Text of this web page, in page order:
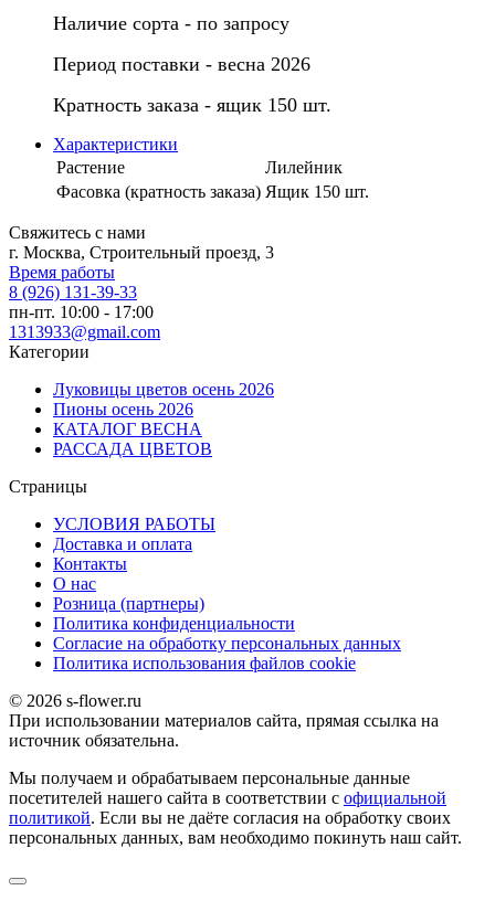
Наличие сорта - по запросу
Период поставки - весна 2026
Кратность заказа - ящик 150 шт.
Характеристики
Растение
Лилейник
Фасовка (кратность заказа) Ящик 150 шт.
Свяжитесь с нами
г. Москва, Строительный проезд, 3
Время работы
8 (926) 131-39-33
пн-пт. 10:00 - 17:00
1313933@gmail.com
Категории
Луковицы цветов осень 2026
Пионы осень 2026
КАТАЛОГ ВЕСНА
РАССАДА ЦВЕТОВ
Страницы
УСЛОВИЯ РАБОТЫ
Доставка и оплата
Контакты
О наc
Розница (партнеры)
Политика конфиденциальности
Согласие на обработку персональных данных
Политика использования файлов сookie
© 2026 s-flower.ru
При использовании материалов сайта, прямая ссылка на
источник обязательна.
Мы получаем и обрабатываем персональные данные
посетителей нашего сайта в соответствии с официальной
политикой. Если вы не даёте согласия на обработку своих
персональных данных, вам необходимо покинуть наш сайт.